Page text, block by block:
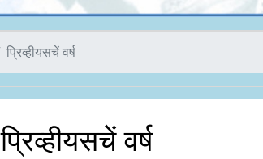
प्रिव्हीयसचें वर्ष
प्रिव्हीयसचें वर्ष